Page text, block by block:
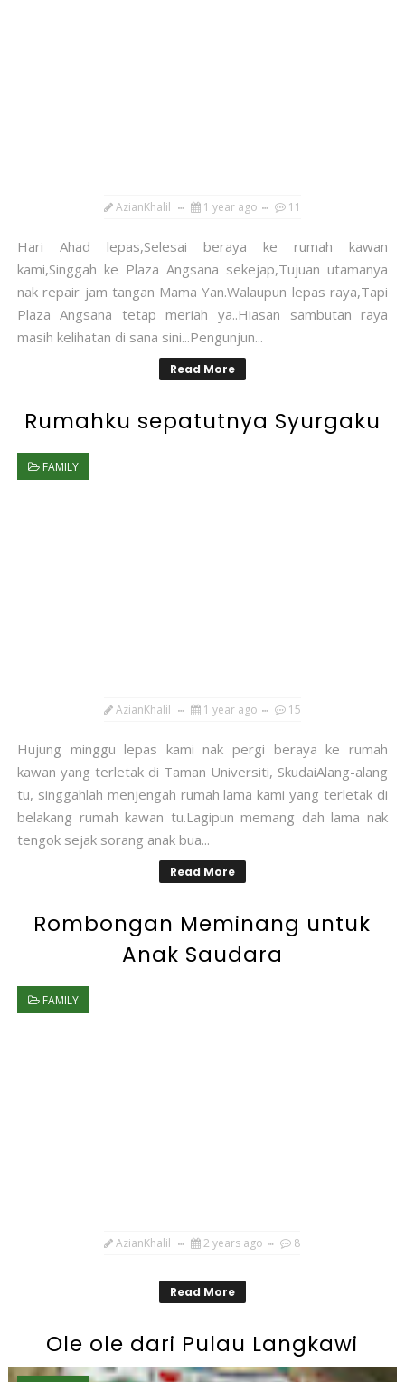
AzianKhalil 1 year ago 11
Hari Ahad lepas,Selesai beraya ke rumah kawan
kami,Singgah ke Plaza Angsana sekejap,Tujuan utamanya
nak repair jam tangan Mama Yan.Walaupun lepas raya,Tapi
Plaza Angsana tetap meriah ya..Hiasan sambutan raya
masih kelihatan di sana sini...Pengunjun...
Read More
Rumahku sepatutnya Syurgaku
FAMILY
AzianKhalil 1 year ago 15
Hujung minggu lepas kami nak pergi beraya ke rumah
kawan yang terletak di Taman Universiti, SkudaiAlang-alang
tu, singgahlah menjengah rumah lama kami yang terletak di
belakang rumah kawan tu.Lagipun memang dah lama nak
tengok sejak sorang anak bua...
Read More
Rombongan Meminang untuk
Anak Saudara
FAMILY
AzianKhalil 2 years ago 8
Read More
Ole ole dari Pulau Langkawi